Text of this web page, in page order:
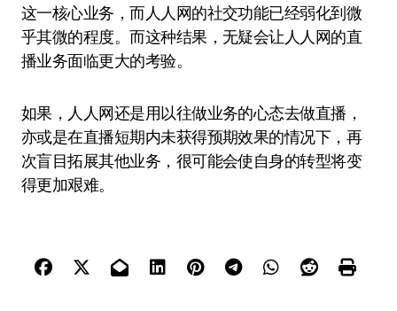
这一核心业务，而人人网的社交功能已经弱化到微
乎其微的程度。而这种结果，无疑会让人人网的直
播业务面临更大的考验。
如果，人人网还是用以往做业务的心态去做直播，
亦或是在直播短期内未获得预期效果的情况下，再
次盲目拓展其他业务，很可能会使自身的转型将变
得更加艰难。